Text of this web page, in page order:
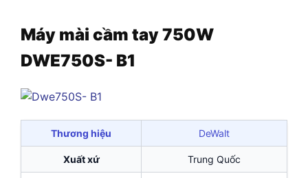
Máy mài cầm tay 750W
DWE750S- B1
Thương hiệu DeWalt
Xuất xứ Trung Quốc